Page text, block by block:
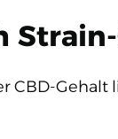
CBD-Gehalt